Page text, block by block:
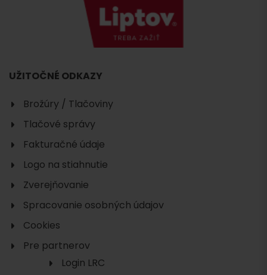
UŽITOČNÉ ODKAZY
Brožúry / Tlačoviny
Tlačové správy
Fakturačné údaje
Logo na stiahnutie
Zverejňovanie
Spracovanie osobných údajov
Cookies
Pre partnerov
Login LRC